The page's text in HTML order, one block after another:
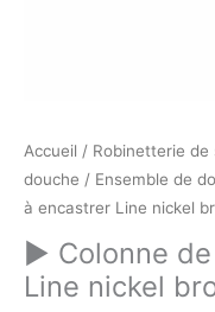
Accueil / Robinetterie de
douche / Ensemble de
à encastrer Line nickel
► Colonne
Line nickel